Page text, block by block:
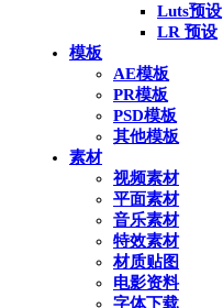
Luts预设
LR 预设
模板
AE模板
PR模板
PSD模板
其他模板
素材
视频素材
平面素材
音乐素材
特效素材
材质贴图
电影资料
字体下载